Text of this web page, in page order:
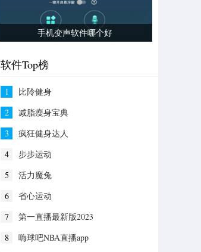
手机变声软件哪个好
软件Top榜
1
比阾健身
2
减脂瘦身宝典
3
疯狂健身达人
4
步步运动
5
活力魔兔
6
省心运动
7
第一直播最新版2023
8
嗨球吧NBA直播app